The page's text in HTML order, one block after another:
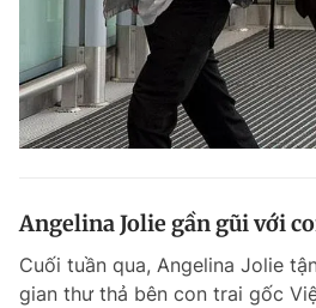
Angelina Jolie gần gũi với
Cuối tuần qua, Angelina Jolie
gian thư thả bên con trai gốc